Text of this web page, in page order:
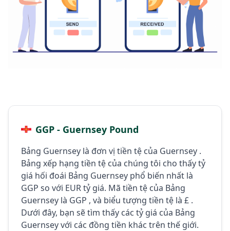
GGP - Guernsey Pound
Bảng Guernsey là đơn vị tiền tệ của Guernsey .
Bảng xếp hạng tiền tệ của chúng tôi cho thấy tỷ
giá hối đoái Bảng Guernsey phổ biến nhất là
GGP so với EUR tỷ giá. Mã tiền tệ của Bảng
Guernsey là GGP , và biểu tượng tiền tệ là £ .
Dưới đây, bạn sẽ tìm thấy các tỷ giá của Bảng
Guernsey với các đồng tiền khác trên thế giới.